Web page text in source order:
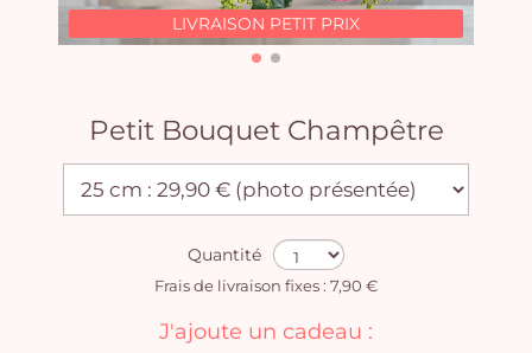
LIVRAISON PETIT PRIX
Petit Bouquet Champêtre
Quantité
Frais de livraison fixes : 7,90 €
J'ajoute un cadeau :